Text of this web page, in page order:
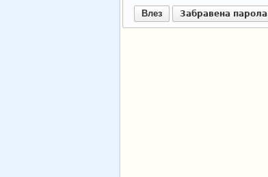
Влез Забравена парола